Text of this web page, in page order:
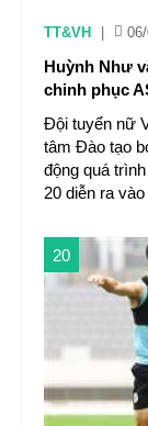
TT&VH
Huỳnh Như
chinh phục
Đội tuyển nữ
tâm Đào tạo
động quá
20 diễn ra
20